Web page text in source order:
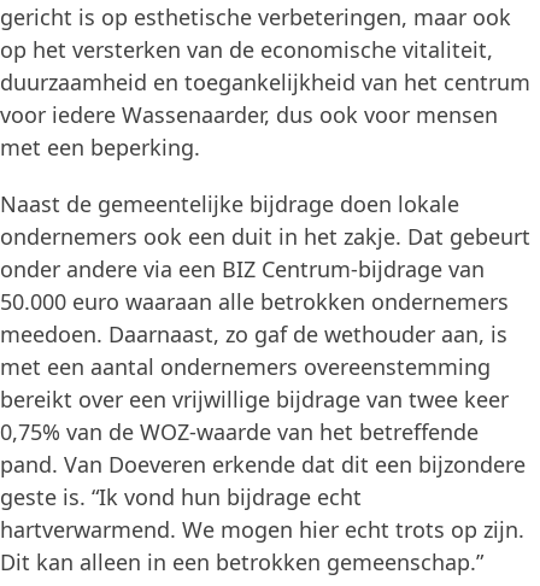
gericht is op esthetische verbeteringen, maar ook
op het versterken van de economische vitaliteit,
duurzaamheid en toegankelijkheid van het centrum
voor iedere Wassenaarder, dus ook voor mensen
met een beperking.
Naast de gemeentelijke bijdrage doen lokale
ondernemers ook een duit in het zakje. Dat gebeurt
onder andere via een BIZ Centrum-bijdrage van
50.000 euro waaraan alle betrokken ondernemers
meedoen. Daarnaast, zo gaf de wethouder aan, is
met een aantal ondernemers overeenstemming
bereikt over een vrijwillige bijdrage van twee keer
0,75% van de WOZ-waarde van het betreffende
pand. Van Doeveren erkende dat dit een bijzondere
geste is. “Ik vond hun bijdrage echt
hartverwarmend. We mogen hier echt trots op zijn.
Dit kan alleen in een betrokken gemeenschap.”